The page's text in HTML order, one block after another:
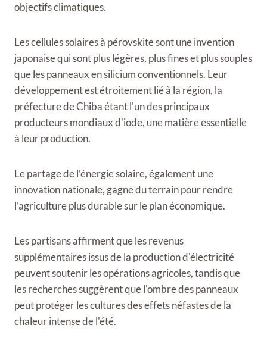
objectifs climatiques.
Les cellules solaires à pérovskite sont une invention
japonaise qui sont plus légères, plus fines et plus souples
que les panneaux en silicium conventionnels. Leur
développement est étroitement lié à la région, la
préfecture de Chiba étant l'un des principaux
producteurs mondiaux d'iode, une matière essentielle
à leur production.
Le partage de l’énergie solaire, également une
innovation nationale, gagne du terrain pour rendre
l’agriculture plus durable sur le plan économique.
Les partisans affirment que les revenus
supplémentaires issus de la production d'électricité
peuvent soutenir les opérations agricoles, tandis que
les recherches suggèrent que l'ombre des panneaux
peut protéger les cultures des effets néfastes de la
chaleur intense de l'été.